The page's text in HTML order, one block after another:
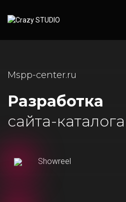
Mspp-center.ru
Разработка
сайта-каталога
Showreel